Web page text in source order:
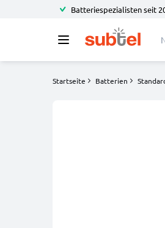
Batteriespezialisten seit
Startseite Batterien